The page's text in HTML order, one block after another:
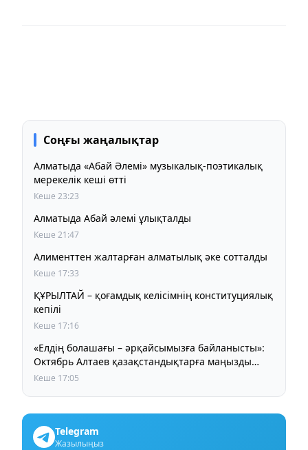
Соңғы жаңалықтар
Алматыда «Абай Әлемі» музыкалық-поэтикалық
мерекелік кеші өтті
Кеше 23:23
Алматыда Абай әлемі ұлықталды
Кеше 21:47
Алименттен жалтарған алматылық әке сотталды
Кеше 17:33
ҚҰРЫЛТАЙ – қоғамдық келісімнің конституциялық
кепілі
Кеше 17:16
«Елдің болашағы – әрқайсымызға байланысты»:
Октябрь Алтаев қазақстандықтарға маңызды
үндеу жасады
Кеше 17:05
Telegram
Жазылыңыз